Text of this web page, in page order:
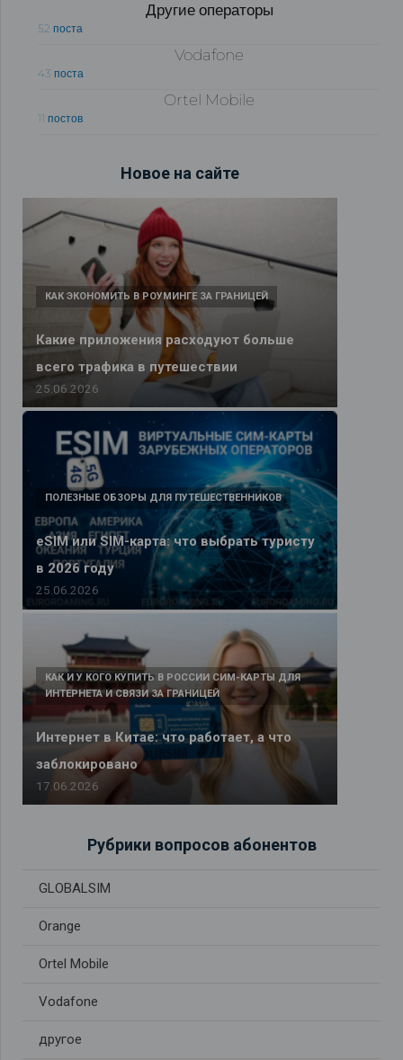
Другие операторы
52 поста
Vodafone
43 поста
Ortel Mobile
11 постов
Новое на сайте
Какие приложения расходуют больше
всего трафика в путешествии
КАК ЭКОНОМИТЬ В РОУМИНГЕ ЗА ГРАНИЦЕЙ
25.06.2026
eSIM или SIM-карта: что выбрать туристу
в 2026 году
ПОЛЕЗНЫЕ ОБЗОРЫ ДЛЯ ПУТЕШЕСТВЕННИКОВ
25.06.2026
Интернет в Китае: что работает, а что
заблокировано
КАК И У КОГО КУПИТЬ В РОССИИ СИМ-КАРТЫ ДЛЯ
ИНТЕРНЕТА И СВЯЗИ ЗА ГРАНИЦЕЙ
17.06.2026
Рубрики вопросов абонентов
GLOBALSIM
Orange
Ortel Mobile
Vodafone
другое